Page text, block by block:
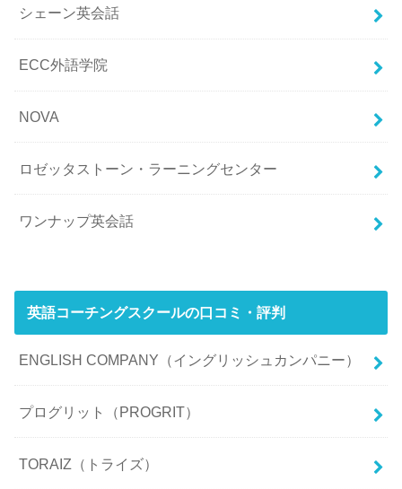
シェーン英会話
ECC外語学院
NOVA
ロゼッタストーン・ラーニングセンター
ワンナップ英会話
英語コーチングスクールの口コミ・評判
ENGLISH COMPANY（イングリッシュカンパニー）
プログリット（PROGRIT）
TORAIZ（トライズ）